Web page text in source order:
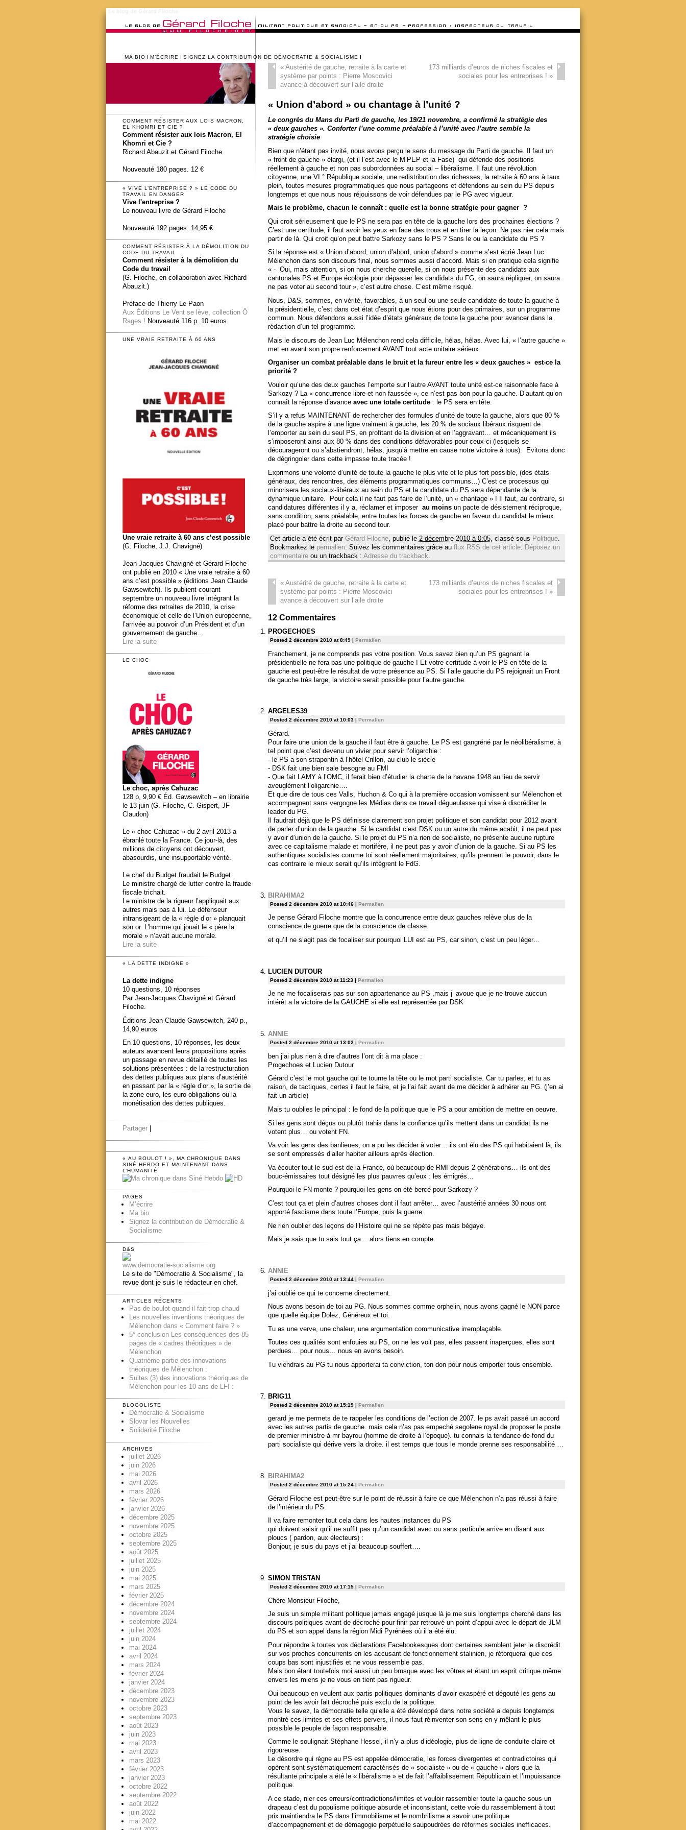
MA BIO M’ÉCRIRE SIGNEZ LA CONTRIBUTION DE DÉMOCRATIE & SOCIALISME
«Austérité de gauche, retraite à la carte et
système par points : Pierre Moscovici
avance à découvert sur l’aile droite
173 milliards d’euros de niches fiscales et
sociales pour les entreprises !»
« Union d’abord » ou chantage à l’unité ?
Le congrès du Mans du Parti de gauche, les 19/21 novembre, a confirmé la stratégie des
« deux gauches ». Conforter l’une comme préalable à l’unité avec l’autre semble la
stratégie choisie
Bien que n’étant pas invité, nous avons perçu le sens du message du Parti de gauche. Il faut un
« front de gauche » élargi, (et il l’est avec le M’PEP et la Fase) qui défende des positions
réellement à gauche et non pas subordonnées au social – libéralisme. Il faut une révolution
citoyenne, une VI ° République sociale, une redistribution des richesses, la retraite à 60 ans à taux
plein, toutes mesures programmatiques que nous partageons et défendons au sein du PS depuis
longtemps et que nous nous réjouissons de voir défendues par le PG avec vigueur.
Mais le problème, chacun le connaît : quelle est la bonne stratégie pour gagner ?
Qui croit sérieusement que le PS ne sera pas en tête de la gauche lors des prochaines élections ?
C’est une certitude, il faut avoir les yeux en face des trous et en tirer la leçon. Ne pas nier cela mais
partir de là. Qui croit qu’on peut battre Sarkozy sans le PS ? Sans le ou la candidate du PS ?
Si la réponse est « Union d’abord, union d’abord, union d’abord » comme s’est écrié Jean Luc
Mélenchon dans son discours final, nous sommes aussi d’accord. Mais si en pratique cela signifie
« - Oui, mais attention, si on nous cherche querelle, si on nous présente des candidats aux
cantonales PS et Europe écologie pour dépasser les candidats du FG, on saura répliquer, on saura
ne pas voter au second tour », c’est autre chose. C’est même risqué.
Nous, D&S, sommes, en vérité, favorables, à un seul ou une seule candidate de toute la gauche à
la présidentielle, c’est dans cet état d’esprit que nous étions pour des primaires, sur un programme
commun. Nous défendons aussi l’idée d’états généraux de toute la gauche pour avancer dans la
rédaction d’un tel programme.
Mais le discours de Jean Luc Mélenchon rend cela difficile, hélas, hélas. Avec lui, « l’autre gauche »
met en avant son propre renforcement AVANT tout acte unitaire sérieux.
Organiser un combat préalable dans le bruit et la fureur entre les « deux gauches » est-ce la
priorité ?
Vouloir qu’une des deux gauches l’emporte sur l’autre AVANT toute unité est-ce raisonnable face à
Sarkozy ? La « concurrence libre et non faussée », ce n’est pas bon pour la gauche. D’autant qu’on
connaît la réponse d’avance avec une totale certitude: le PS sera en tête.
S’il y a refus MAINTENANT de rechercher des formules d’unité de toute la gauche, alors que 80 %
de la gauche aspire à une ligne vraiment à gauche, les 20 % de sociaux libéraux risquent de
l’emporter au sein du seul PS, en profitant de la division et en l’aggravant… et mécaniquement ils
s’imposeront ainsi aux 80 % dans des conditions défavorables pour ceux-ci (lesquels se
décourageront ou s’abstiendront, hélas, jusqu’à mettre en cause notre victoire à tous). Evitons donc
de dégringoler dans cette impasse toute tracée !
Exprimons une volonté d’unité de toute la gauche le plus vite et le plus fort possible, (des états
généraux, des rencontres, des éléments programmatiques communs…) C’est ce processus qui
minorisera les sociaux-libéraux au sein du PS et la candidate du PS sera dépendante de la
dynamique unitaire. Pour cela il ne faut pas faire de l’unité, un « chantage » ! Il faut, au contraire, si
candidatures différentes il y a, réclamer et imposer au moinsun pacte de désistement réciproque,
sans condition, sans préalable, entre toutes les forces de gauche en faveur du candidat le mieux
placé pour battre la droite au second tour.
Cet article a été écrit par Gérard Filoche, publié le 2 décembre 2010 à 0:05, classé sous Politique.
Bookmarkez le permalien. Suivez les commentaires grâce au flux RSS de cet article. Déposez un
commentaireou un trackback : Adresse du trackback
«Austérité de gauche, retraite à la carte et
système par points : Pierre Moscovici
avance à découvert sur l’aile droite
173 milliards d’euros de niches fiscales et
sociales pour les entreprises !»
12Commentaires
PROGECHOES
Posted 2 décembre 2010 at 8:49 | Permalien
Franchement, je ne comprends pas votre position. Vous savez bien qu’un PS gagnant la
présidentielle ne fera pas une politique de gauche ! Et votre certitude à voir le PS en tête de la
gauche est peut-être le résultat de votre présence au PS. Si l’aile gauche du PS rejoignait un Front
de gauche très large, la victoire serait possible pour l’autre gauche.
ARGELES39
Posted 2 décembre 2010 at 10:03 Permalien
Gérard.
Pour faire une union de la gauche il faut être à gauche. Le PS est gangréné par le néolibéralisme, à
tel point que c’est devenu un vivier pour servir l’oligarchie :
- le PS a son strapontin à l’hôtel Crillon, au club le siècle
- DSK fait une bien sale besogne au FMI
- Que fait LAMY à l’OMC, il ferait bien d’étudier la charte de la havane 1948 au lieu de servir
aveuglément l’oligarchie….
Et que dire de tous ces Valls, Huchon & Co qui à la première occasion vomissent sur Mélenchon et
accompagnent sans vergogne les Médias dans ce travail dégueulasse qui vise à discréditer le
leader du PG.
Il faudrait déjà que le PS définisse clairement son projet politique et son candidat pour 2012 avant
de parler d’union de la gauche. Si le candidat c’est DSK ou un autre du même acabit, il ne peut pas
y avoir d’union de la gauche. Si le projet du PS n’a rien de socialiste, ne présente aucune rupture
avec ce capitalisme malade et mortifère, il ne peut pas y avoir d’union de la gauche. Si au PS les
authentiques socialistes comme toi sont réellement majoritaires, qu’ils prennent le pouvoir, dans le
cas contraire le mieux serait qu’ils intègrent le FdG.
BIRAHIMA2
Posted 2 décembre 2010 at 10:46 | Permalien
Je pense Gérard Filoche montre que la concurrence entre deux gauches relève plus de la
conscience de guerre que de la conscience de classe.
et qu’il ne s’agit pas de focaliser sur pourquoi LUI est au PS, car sinon, c’est un peu léger…
LUCIEN DUTOUR
Posted 2 décembre 2010 at 11:23 | Permalien
Je ne me focaliserais pas sur son appartenance au PS ,mais j’ avoue que je ne trouve auccun
intérêt a la victoire de la GAUCHE si elle est représentée par DSK
ANNIE
Posted 2 décembre 2010 at 13:02 | Permalien
ben j’ai plus rien à dire d’autres l’ont dit à ma place :
Progechoes et Lucien Dutour
Gérard c’est le mot gauche qui te tourne la tête ou le mot parti socialiste. Car tu parles, et tu as
raison, de tactiques, certes il faut le faire, et je l’ai fait avant de me décider à adhérer au PG. (j’en ai
fait un article)
Mais tu oublies le principal : le fond de la politique que le PS a pour ambition de mettre en oeuvre.
Si les gens sont déçus ou plutôt trahis dans la confiance qu’ils mettent dans un candidat ils ne
votent plus… ou votent FN.
Va voir les gens des banlieues, on a pu les décider à voter… ils ont élu des PS qui habitaient là, ils
se sont empressés d’aller habiter ailleurs après élection.
Va écouter tout le sud-est de la France, où beaucoup de RMI depuis 2 générations… ils ont des
bouc-émissaires tout désigné les plus pauvres qu’eux : les émigrés…
Pourquoi le FN monte ? pourquoi les gens on été bercé pour Sarkozy ?
C’est tout ça et plein d’autres choses dont il faut arrêter… avec l’austérité années 30 nous ont
apporté fascisme dans toute l’Europe, puis la guerre.
Ne rien oublier des leçons de l’Histoire qui ne se répète pas mais bégaye.
Mais je sais que tu sais tout ça… alors tiens en compte
ANNIE
Posted 2 décembre 2010 at 13:44 | Permalien
j’ai oublié ce qui te concerne directement.
Nous avons besoin de toi au PG. Nous sommes comme orphelin, nous avons gagné le NON parce
que quelle équipe Dolez, Généreux et toi.
Tu as une verve, une chaleur, une argumentation communicative irremplaçable.
Toutes ces qualités sont enfouies au PS, on ne les voit pas, elles passent inaperçues, elles sont
perdues… pour nous… nous en avons besoin.
Tu viendrais au PG tu nous apporterai ta conviction, ton don pour nous emporter tous ensemble.
BRIG11
Posted 2 décembre 2010 at 15:19 | Permalien
gerard je me permets de te rappeler les conditions de l’ection de 2007. le ps avait passé un accord
avec les autres partis de gauche. mais cela n’as pas empeché segolene royal de proposer le poste
de premier ministre à mr bayrou (homme de droite à l’époque). tu connais la tendance de fond du
parti socialiste qui dérive vers la droite. il est temps que tous le monde prenne ses responsabilité …
BIRAHIMA2
Posted 2 décembre 2010 at 15:24 | Permalien
Gérard Filoche est peut-être sur le point de réussir à faire ce que Mélenchon n’a pas réussi à faire
de l’intérieur du PS
Il va faire remonter tout cela dans les hautes instances du PS
qui doivent saisir qu’il ne suffit pas qu’un candidat avec ou sans particule arrive en disant aux
ploucs ( pardon, aux électeurs) :
Bonjour, je suis du pays et j’ai beaucoup souffert….
SIMON TRISTAN
Posted 2 décembre 2010 at 17:15 | Permalien
Chère Monsieur Filoche,
Je suis un simple militant politique jamais engagé jusque là je me suis longtemps cherché dans les
discours politiques avant de décroché pour finir par retrouvé un point d’appui avec le départ de JLM
du PS et son appel dans la région Midi Pyrénées où il a été élu.
Pour répondre à toutes vos déclarations Facebookesques dont certaines semblent jeter le discrédit
sur vos proches concurrents en les accusant de fonctionnement stalinien, je rétorquerai que ces
coups bas sont injustifiés et ne vous ressemble pas.
Mais bon étant toutefois moi aussi un peu brusque avec les vôtres et étant un esprit critique même
envers les miens je ne vous en tient pas rigueur.
Oui beaucoup en veulent aux partis politiques dominants d’avoir exaspéré et dégouté les gens au
point de les avoir fait décroché puis exclu de la politique.
Vous le savez, la démocratie telle qu’elle a été développé dans notre société a depuis longtemps
montré ces limites et ses effets pervers, il nous faut réinventer son sens en y mêlant le plus
possible le peuple de façon responsable.
Comme le soulignait Stéphane Hessel, il n’y a plus d’idéologie, plus de ligne de conduite claire et
rigoureuse.
Le désordre qui règne au PS est appelée démocratie, les forces divergentes et contradictoires qui
opèrent sont systématiquement caractérisés de « socialiste » ou de « gauche » alors que la
résultante principale a été le « libéralisme » et de fait l’affaiblissement Républicain et l’impuissance
politique.
A ce stade, nier ces erreurs/contradictions/limites et vouloir rassembler toute la gauche sous un
drapeau c’est du populisme politique absurde et inconsistant, cette voie du rassemblement à tout
prix maintiendra le PS dans l’immobilisme et le nombrilisme a savoir une politique
d’accompagnement et de démagogie perpétuelle saupoudrées de réformes sociales inefficaces.
COMMENT RÉSISTER AUX LOIS MACRON,
EL KHOMRI ET CIE ?
Comment résister aux lois Macron, El
Khomri et Cie ?
Richard Abauzit et Gérard Filoche
Nouveauté 180 pages. 12 €
« VIVE L’ENTREPRISE ? » LE CODE DU
TRAVAIL EN DANGER
Vive l'entreprise ?
Le nouveau livre de Gérard Filoche
Nouveauté 192 pages. 14,95 €
COMMENT RÉSISTER À LA DÉMOLITION DU
CODE DU TRAVAIL
Comment résister à la démolition du
Code du travail
(G. Filoche, en collaboration avec Richard
Abauzit.)
Préface de Thierry Le Paon
Aux Éditions Le Vent se lève, collection Ô
Rages ! Nouveauté 116 p. 10 euros
UNE VRAIE RETRAITE À 60 ANS
Une vraie retraite à 60 ans c‘est possible
(G. Filoche, J.J. Chavigné)
Jean-Jacques Chavigné et Gérard Filoche
ont publié en 2010 « Une vraie retraite à 60
ans c’est possible » (éditions Jean Claude
Gawsewitch). Ils publient courant
septembre un nouveau livre intégrant la
réforme des retraites de 2010, la crise
économique et celle de l’Union européenne,
l’arrivée au pouvoir d’un Président et d’un
gouvernement de gauche…
Lire la suite
LE CHOC
Le choc, après Cahuzac
128 p, 9,90 € Éd. Gawsewitch – en librairie
le 13 juin (G. Filoche, C. Gispert, JF
Claudon)
Le « choc Cahuzac » du 2 avril 2013 a
ébranlé toute la France. Ce jour-là, des
millions de citoyens ont découvert,
abasourdis, une insupportable vérité.
Le chef du Budget fraudait le Budget.
Le ministre chargé de lutter contre la fraude
fiscale trichait.
Le ministre de la rigueur l’appliquait aux
autres mais pas à lui. Le défenseur
intransigeant de la « règle d’or » planquait
son or. L’homme qui jouait le « père la
morale » n’avait aucune morale.
Lire la suite
« LA DETTE INDIGNE »
La dette indigne
10 questions, 10 réponses
Par Jean-Jacques Chavigné et Gérard
Filoche.
Éditions Jean-Claude Gawsewitch, 240 p.,
14,90 euros
En 10 questions, 10 réponses, les deux
auteurs avancent leurs propositions après
un passage en revue détaillé de toutes les
solutions présentées : de la restructuration
des dettes publiques aux plans d’austérité
en passant par la « règle d’or », la sortie de
la zone euro, les euro-obligations ou la
monétisation des dettes publiques.
Partager
« AU BOULOT ! », MA CHRONIQUE DANS
SINÉ HEBDO ET MAINTENANT DANS
L’HUMANITÉ
PAGES
M’écrire
Ma bio
Signez la contribution de Démocratie &
Socialisme
D&S
www.democratie-socialisme.org
Le site de "Démocratie & Socialisme", la
revue dont je suis le rédacteur en chef.
ARTICLES RÉCENTS
Pas de boulot quand il fait trop chaud
Les nouvelles inventions théoriques de
Mélenchon dans « Comment faire ? »
5° conclusion Les conséquences des 85
pages de « cadres théoriques » de
Mélenchon
Quatrième partie des innovations
théoriques de Mélenchon :
Suites (3) des innovations théoriques de
Mélenchon pour les 10 ans de LFI :
BLOGOLISTE
Démocratie & Socialisme
Slovar les Nouvelles
Solidarité Filoche
ARCHIVES
juillet 2026
juin 2026
mai 2026
avril 2026
mars 2026
février 2026
janvier 2026
décembre 2025
novembre 2025
octobre 2025
septembre 2025
août 2025
juillet 2025
juin 2025
mai 2025
mars 2025
février 2025
décembre 2024
novembre 2024
septembre 2024
juillet 2024
juin 2024
mai 2024
avril 2024
mars 2024
février 2024
janvier 2024
décembre 2023
novembre 2023
octobre 2023
septembre 2023
août 2023
juin 2023
mai 2023
avril 2023
mars 2023
février 2023
janvier 2023
octobre 2022
septembre 2022
août 2022
juin 2022
mai 2022